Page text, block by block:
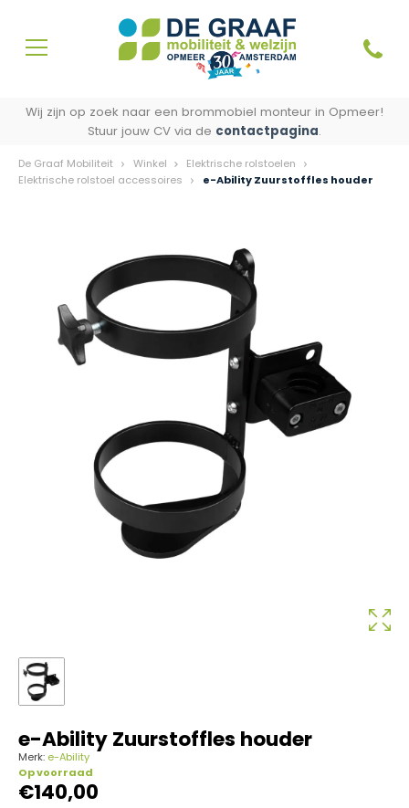
Wij zijn op zoek naar een brommobiel monteur in Opmeer!
Stuur jouw CV via de contactpagina.
De Graaf Mobiliteit Winkel
Elektrische rolstoelen
Elektrische rolstoel accessoires
e-Ability Zuurstoffles houder
e-Ability Zuurstoffles houder
Merk: e-Ability
Op voorraad
€140,00